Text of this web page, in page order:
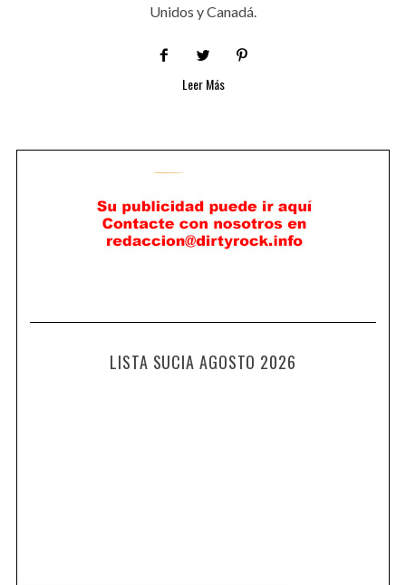
Unidos y Canadá.
Leer Más
LISTA SUCIA AGOSTO 2026